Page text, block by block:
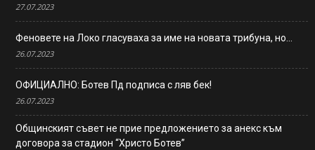
27.07.2023
Феновете на Локо гласуваха за име на новата трибуна, но…
26.07.2023
ОФИЦИАЛНО: Ботев Пд подписа с ляв бек!
26.07.2023
Общинският съвет не прие предложението за анекс към
договора за стадион “Христо Ботев”